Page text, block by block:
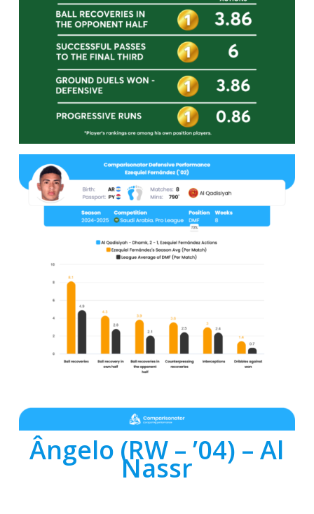
Ângelo (RW – ’04) – Al
Nassr